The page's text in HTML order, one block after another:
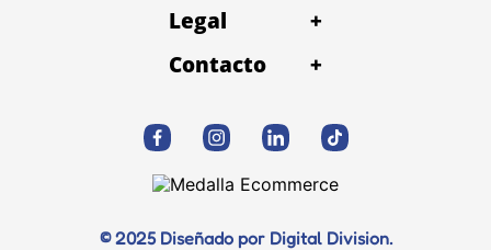
Legal
+
Contacto
+
© 2025 Diseñado por Digital Division.